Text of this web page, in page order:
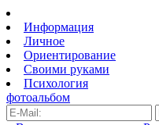
Информация
Личное
Ориентирование
Своими руками
Психология
фотоальбом